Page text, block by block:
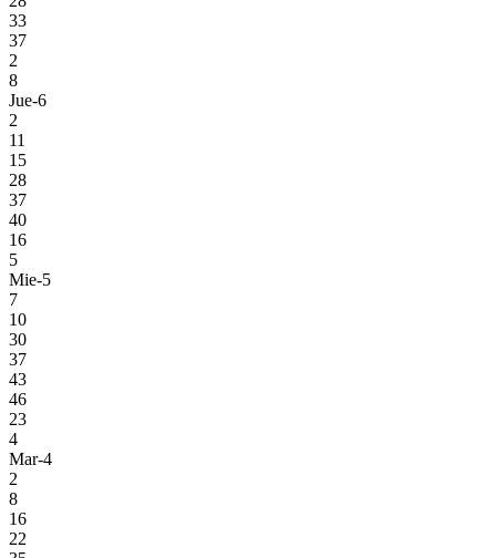
33
37
2
8
Jue-6
2
11
15
28
37
40
16
5
Mie-5
7
10
30
37
43
46
23
4
Mar-4
2
8
16
22